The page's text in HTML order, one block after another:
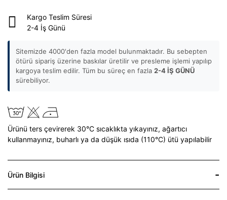
Kargo Teslim Süresi
2-4 İş Günü
Sitemizde 4000'den fazla model bulunmaktadır. Bu sebepten
ötürü sipariş üzerine baskılar üretilir ve presleme işlemi yapılıp
kargoya teslim edilir. Tüm bu süreç en fazla 2-4 İŞ GÜNÜ
sürebiliyor.
Ürünü ters çevirerek 30°C sıcaklıkta yıkayınız, ağartıcı
kullanmayınız, buharlı ya da düşük ısıda (110°C) ütü yapılabilir
Ürün Bilgisi